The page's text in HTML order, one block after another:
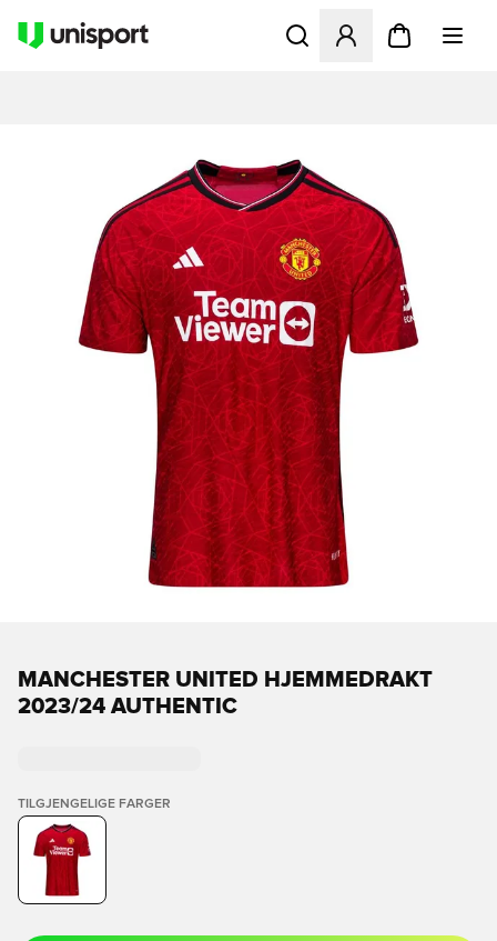
Åpner en Modal for å
MANCHESTER UNITED HJEMMEDRAKT
2023/24 AUTHENTIC
TILGJENGELIGE FARGER